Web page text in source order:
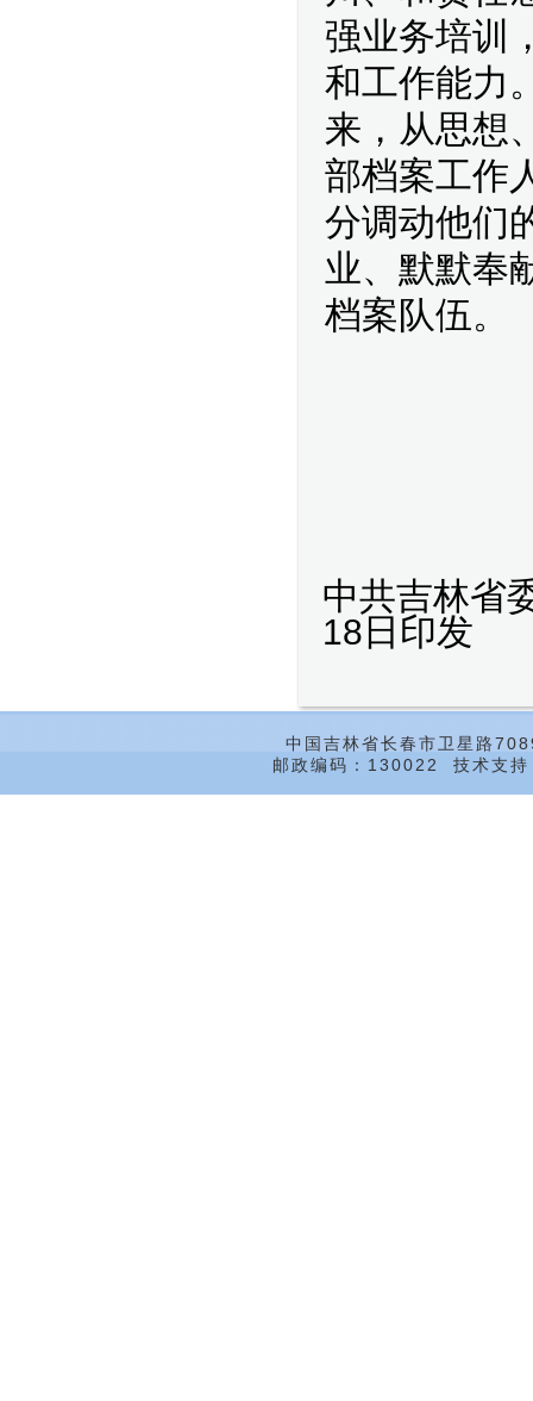
强业务培训
和工作能力
来，从思想
部档案工作
分调动他们
业、默默奉
档案队伍。
中共吉林省
18 日 印发
中国吉林省长春市卫星路
邮政编码：130022 技术支